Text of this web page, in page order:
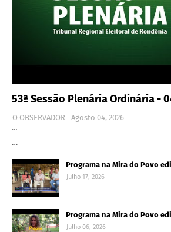
53ª Sessão Plenária Ordinária -
O OBSERVADOR
Agosto 04, 2026
…
…
Programa na Mira do Povo
Julho 17, 2026
Programa na Mira do Povo
Julho 06, 2026